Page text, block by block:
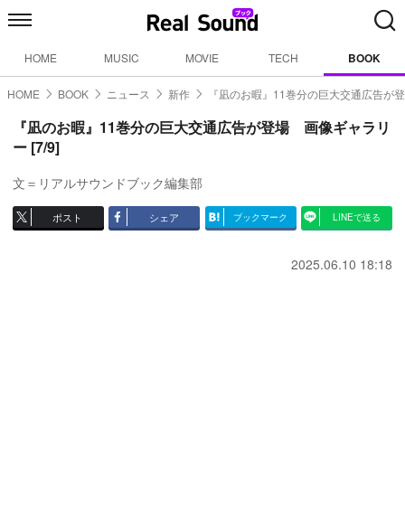
HOME MUSIC MOVIE TECH BOOK
HOME BOOK ニュース 新作 『凪のお暇』11巻分の巨大交通広告が
『凪のお暇』11巻分の巨大交通広告が登場 画像ギャラリ
ー [7/9]
文＝リアルサウンドブック編集部
ポスト シェア ブックマーク LINEで送る
2025.06.10 18:18